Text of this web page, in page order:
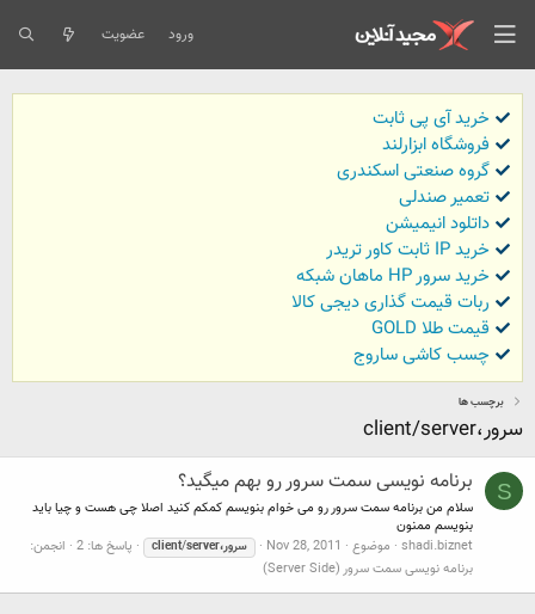
ورود عضویت
خرید آی پی ثابت
فروشگاه ابزارلند
گروه صنعتی اسکندری
تعمیر صندلی
داتلود انیمیشن
خرید IP ثابت کاور تریدر
خرید سرور HP ماهان شبکه
ربات قیمت گذاری دیجی کالا
قیمت طلا GOLD
چسب کاشی ساروج
برچسب ها
سرور،client/server
S برنامه نویسی سمت سرور رو بهم میگید؟
سلام من برنامه سمت سرور رو می خوام بنویسم کمکم کنید اصلا چی هست و چیا باید
بنویسم ممنون
shadi.biznet موضوع Nov 28, 2011 سرور،client /server پاسخ ها: 2
انجمن:
برنامه نویسی سمت سرور (Server Side)